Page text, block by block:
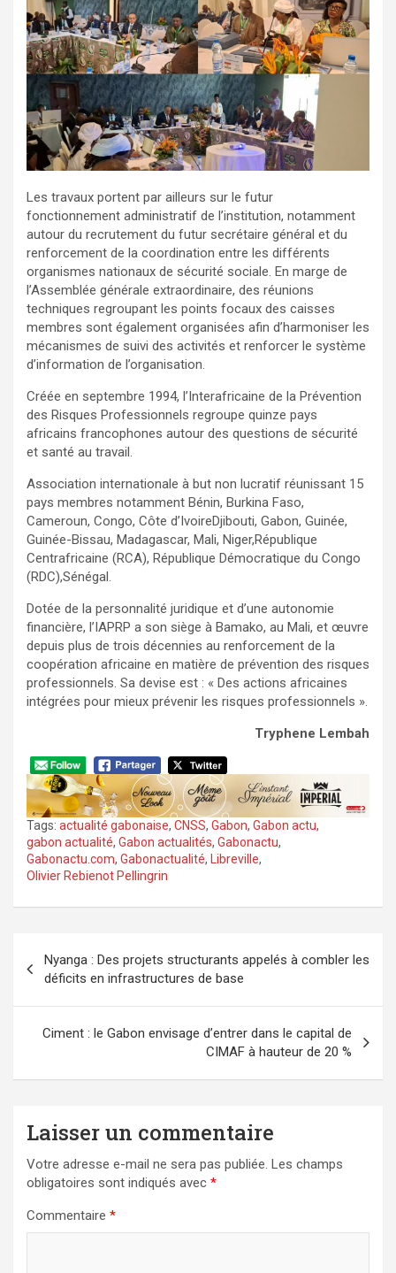
Les travaux portent par ailleurs sur le futur
fonctionnement administratif de l’institution, notamment
autour du recrutement du futur secrétaire général et du
renforcement de la coordination entre les différents
organismes nationaux de sécurité sociale. En marge de
l’Assemblée générale extraordinaire, des réunions
techniques regroupant les points focaux des caisses
membres sont également organisées afin d’harmoniser les
mécanismes de suivi des activités et renforcer le système
d’information de l’organisation.
Créée en septembre 1994, l’Interafricaine de la Prévention
des Risques Professionnels regroupe quinze pays
africains francophones autour des questions de sécurité
et santé au travail.
Association internationale à but non lucratif réunissant 15
pays membres notamment Bénin, Burkina Faso,
Cameroun, Congo, Côte d’IvoireDjibouti, Gabon, Guinée,
Guinée-Bissau, Madagascar, Mali, Niger,République
Centrafricaine (RCA), République Démocratique du Congo
(RDC),Sénégal.
Dotée de la personnalité juridique et d’une autonomie
financière, l’IAPRP a son siège à Bamako, au Mali, et œuvre
depuis plus de trois décennies au renforcement de la
coopération africaine en matière de prévention des risques
professionnels. Sa devise est : « Des actions africaines
intégrées pour mieux prévenir les risques professionnels ».
Tryphene Lembah
Tags: actualité gabonaise, CNSS, Gabon, Gabon actu,
gabon actualité, Gabon actualités, Gabonactu,
Gabonactu.com, Gabonactualité, Libreville,
Olivier Rebienot Pellingrin
de
l’article
Nyanga : Des projets structurants appelés à combler les
déficits en infrastructures de base
Ciment : le Gabon envisage d’entrer dans le capital de
CIMAF à hauteur de 20 %
Laisser un commentaire
Votre adresse e-mail ne sera pas publiée. Les champs
obligatoires sont indiqués avec *
Commentaire *